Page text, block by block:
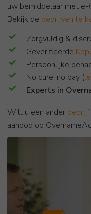
uw bemiddelaar met
Bekijk de bedrijven te
Zorgvuldig &
Geverifieerde
Persoonlijke
No cure, no pay (
Experts in
Wilt u een ander bedrijf
aanbod op